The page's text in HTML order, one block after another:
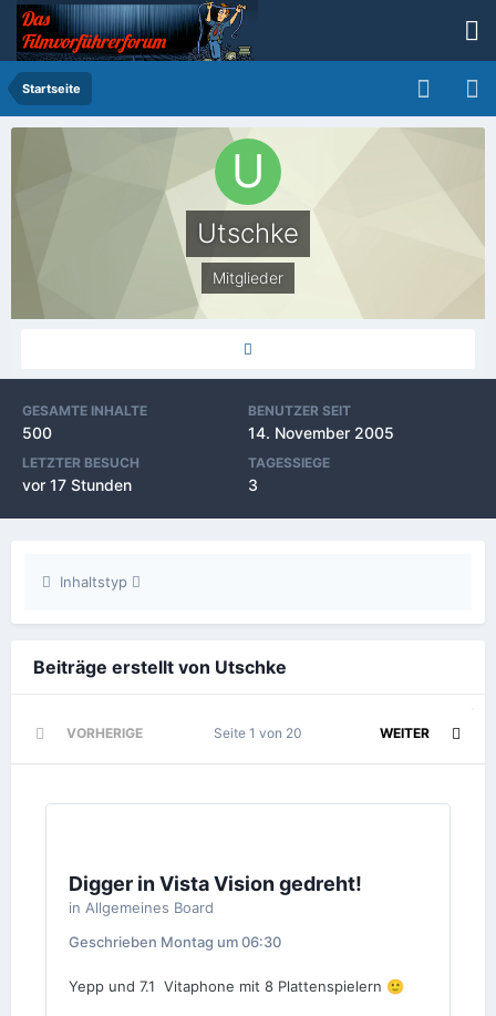
Startseite
Utschke
Mitglieder
GESAMTE INHALTE
500
BENUTZER SEIT
14. November 2005
LETZTER BESUCH
vor 17 Stunden
TAGESSIEGE
3
Inhaltstyp
Beiträge erstellt von Utschke
VORHERIGE WEITER
Seite 1 von 20
Digger in Vista Vision gedreht!
in Allgemeines Board
Geschrieben Montag um 06:30
Yepp und 7.1 Vitaphone mit 8 Plattenspielern 🙂